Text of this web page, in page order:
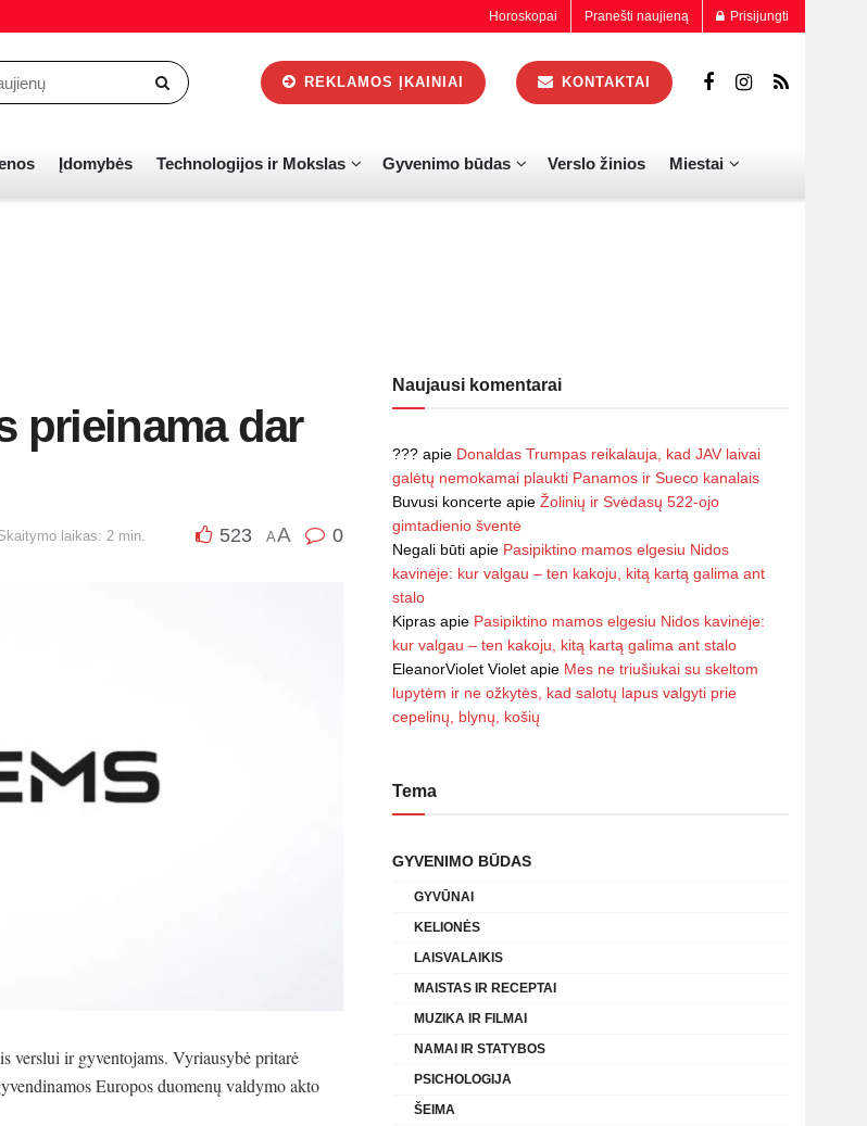
Horoskopai Pranešti naujieną Prisijungti
REKLAMOS ĮKAINIAI KONTAKTAI
Įdomybės Technologijos ir Mokslas Gyvenimo būdas Verslo žinios Miestai
prieinama dar
laikas: 2 min. 523 AA 0
verslui ir gyventojams. Vyriausybė pritarė
Europos duomenų valdymo akto
Naujausi komentarai
??? apie Donaldas Trumpas reikalauja, kad JAV laivai
galėtų nemokamai plaukti Panamos ir Sueco kanalais
Buvusi koncerte apie Žolinių ir Svėdasų 522-ojo
gimtadienio šventė
Negali būti apie Pasipiktino mamos elgesiu Nidos
kavinėje: kur valgau – ten kakoju, kitą kartą galima ant
stalo
Kipras apie Pasipiktino mamos elgesiu Nidos kavinėje:
kur valgau – ten kakoju, kitą kartą galima ant stalo
EleanorViolet Violet apie Mes ne triušiukai su skeltom
lupytėm ir ne ožkytės, kad salotų lapus valgyti prie
cepelinų, blynų, košių
Tema
GYVENIMO BŪDAS
GYVŪNAI
KELIONĖS
LAISVALAIKIS
MAISTAS IR RECEPTAI
MUZIKA IR FILMAI
NAMAI IR STATYBOS
PSICHOLOGIJA
ŠEIMA